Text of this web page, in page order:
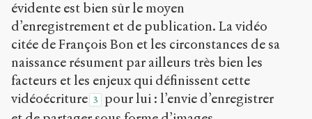
évidente est bien sûr le moyen
d’enregistrement et de publication. La vidéo
citée de François Bon et les circonstances de sa
naissance résument par ailleurs très bien les
facteurs et les enjeux qui définissent cette
vidéoécriture 3
pour lui : l’envie d’enregistrer